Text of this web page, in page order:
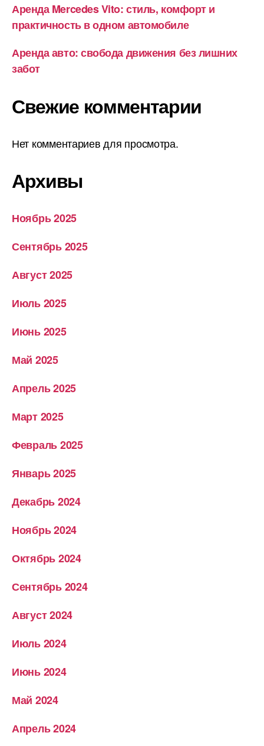
Аренда Mercedes Vito: стиль, комфорт и
практичность в одном автомобиле
Аренда авто: свобода движения без лишних
забот
Свежие комментарии
Нет комментариев для просмотра.
Архивы
Ноябрь 2025
Сентябрь 2025
Август 2025
Июль 2025
Июнь 2025
Май 2025
Апрель 2025
Март 2025
Февраль 2025
Январь 2025
Декабрь 2024
Ноябрь 2024
Октябрь 2024
Сентябрь 2024
Август 2024
Июль 2024
Июнь 2024
Май 2024
Апрель 2024